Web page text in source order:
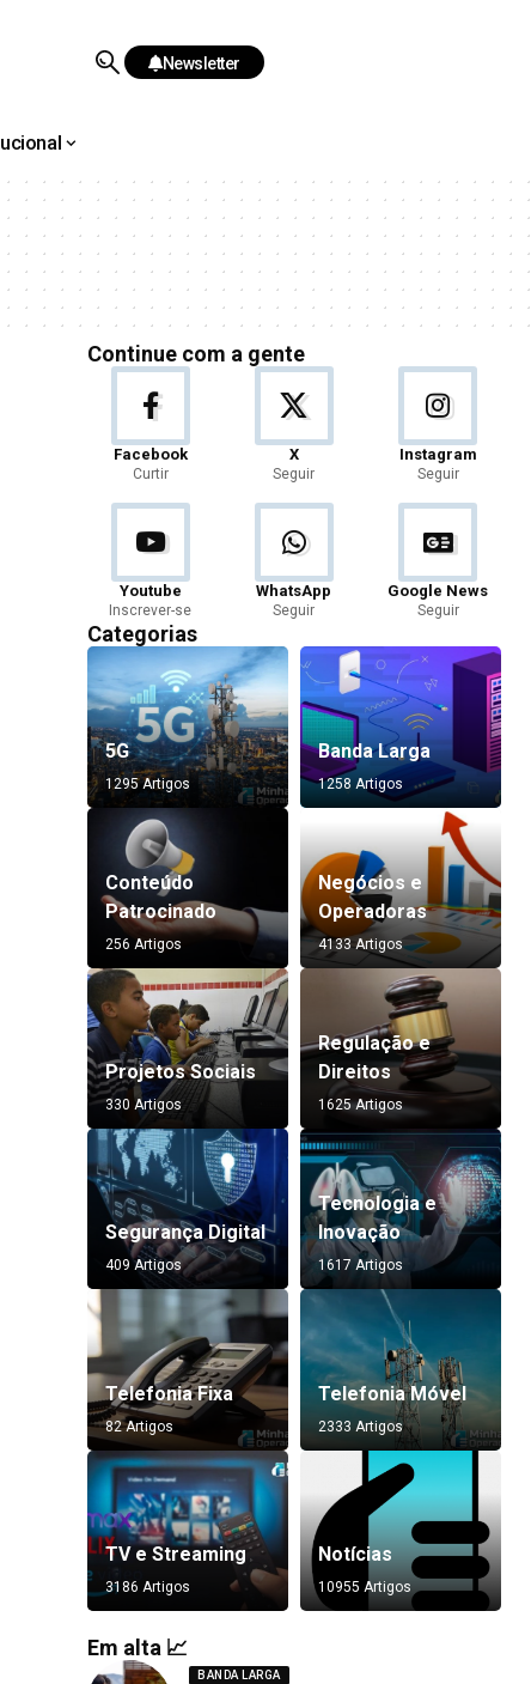
Newsletter
Continue com a gente
Facebook
Curtir
X
Seguir
Instagram
Seguir
Youtube
Inscrever-se
WhatsApp
Seguir
Google News
Seguir
Categorias
5G
1295 Artigos
Banda Larga
1258 Artigos
Conteúdo
Patrocinado
256 Artigos
Negócios e
Operadoras
4133 Artigos
Projetos Sociais
330 Artigos
Regulação e
Direitos
1625 Artigos
Segurança Digital
409 Artigos
Tecnologia e
Inovação
1617 Artigos
Telefonia Fixa
82 Artigos
Telefonia Móvel
2333 Artigos
TV e Streaming
3186 Artigos
Notícias
10955 Artigos
Em alta 📈
BANDA LARGA